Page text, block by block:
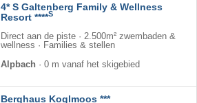
4* S Galtenberg Family & Wellness
Resort ****S
Direct aan de piste · 2.500m² zwembaden &
wellness · Families & stellen
Alpbach · 0 m vanaf het skigebied
Berghaus Koglmoos ***